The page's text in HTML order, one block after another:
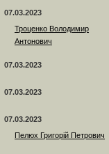
07.03.2023
Троценко Володимир
Антонович
07.03.2023
07.03.2023
07.03.2023
Пелюх Григорій Петрович